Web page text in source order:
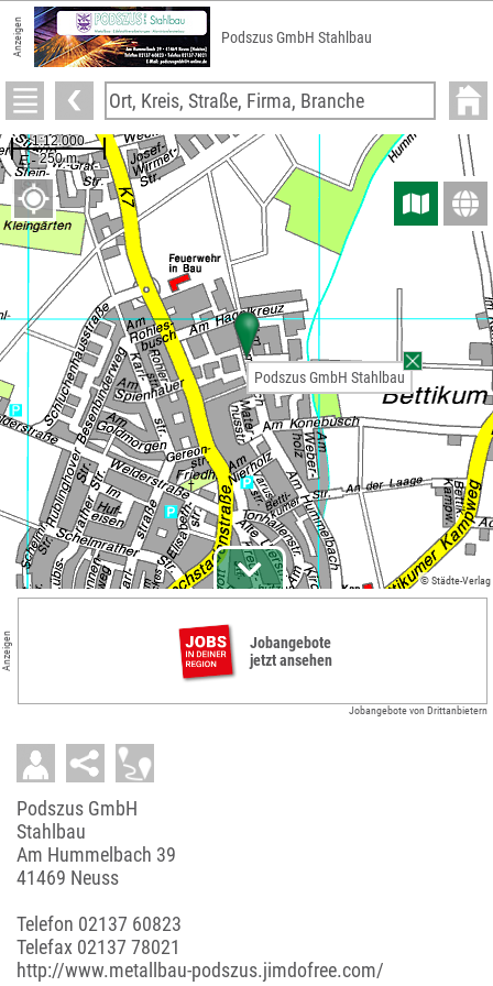
Anzeigen Podszus GmbH Stahlbau
© Städte-Verlag
Podszus GmbH Stahlbau
Anzeigen
Jobangebote
jetzt ansehen
Jobangebote von Drittanbietern
Podszus GmbH
Stahlbau
Am Hummelbach 39
41469 Neuss
Telefon 02137 60823
Telefax 02137 78021
http://www.metallbau-podszus.jimdofree.com/